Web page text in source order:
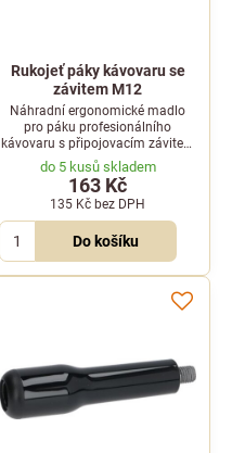
Rukojeť páky kávovaru se
závitem M12
Náhradní ergonomické madlo
pro páku profesionálního
kávovaru s připojovacím závitem
M12. Zajišťuje bezpečný a
pohodlný úchop při každodenní
přípravě espressa.
do 5 kusů skladem
163 Kč
135 Kč bez DPH
Do košíku